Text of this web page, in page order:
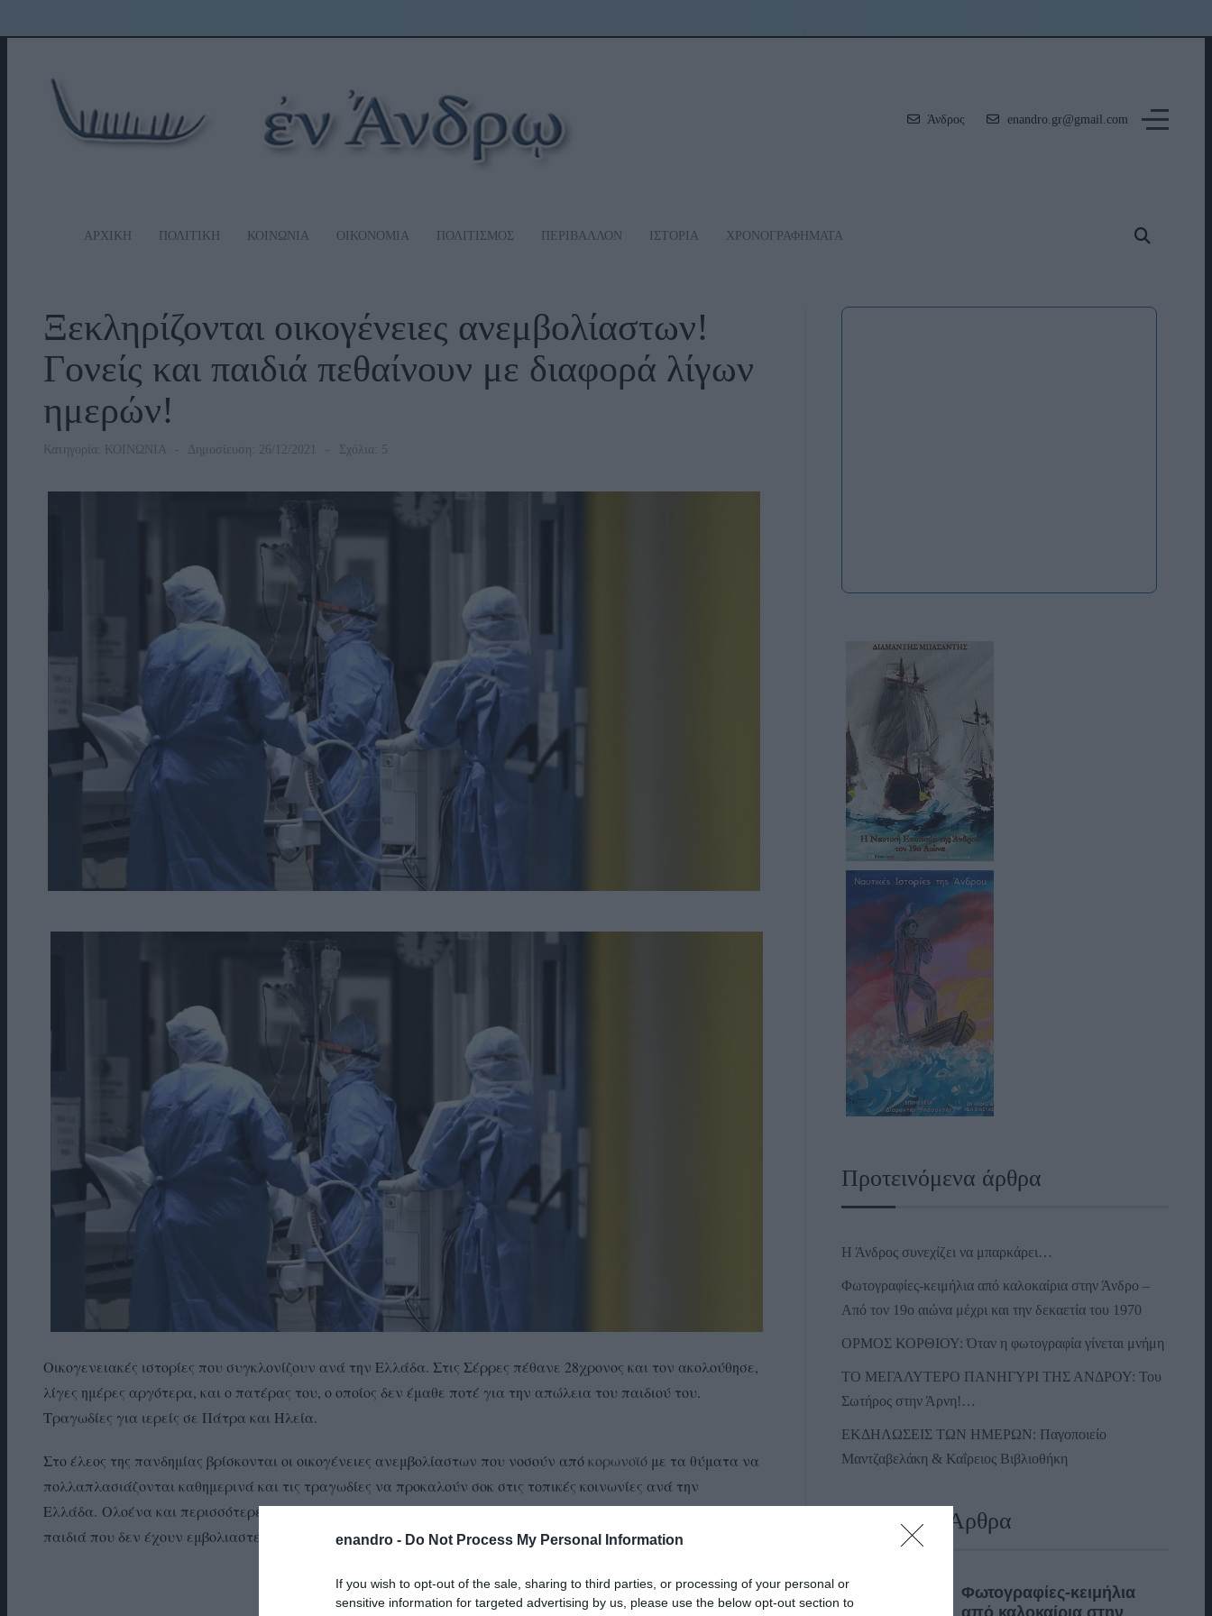
enandro - Do Not Process My Personal Information
If you wish to opt-out of the sale, sharing to third parties, or processing of your personal or
sensitive information for targeted advertising by us, please use the below opt-out section to
Άνδρος enandro.gr@gmail.com
ΑΡΧΙΚΗ ΠΟΛΙΤΙΚΗ ΚΟΙΝΩΝΙΑ ΟΙΚΟΝΟΜΙΑ ΠΟΛΙΤΙΣΜΟΣ ΠΕΡΙΒΑΛΛΟΝ ΙΣΤΟΡΙΑ ΧΡΟΝΟΓΡΑΦΗΜΑΤΑ
Ξεκληρίζονται οικογένειες ανεμβολίαστων!
Γονείς και παιδιά πεθαίνουν με διαφορά λίγων
ημερών!
Κατηγορία: ΚΟΙΝΩΝΙΑ Δημοσίευση: 26/12/2021 Σχόλια: 5
Οικογενειακές ιστορίες που συγκλονίζουν ανά την Ελλάδα. Στις Σέρρες πέθανε 28χρονος και τον ακολούθησε,
λίγες ημέρες αργότερα, και ο πατέρας του, ο οποίος δεν έμαθε ποτέ για την απώλεια του παιδιού του.
Τραγωδίες για ιερείς σε Πάτρα και Ηλεία.
Στο έλεος της πανδημίας βρίσκονται οι οικογένειες ανεμβολίαστων που νοσούν από κορωνοϊό με τα θύματα να
πολλαπλασιάζονται καθημερινά και τις τραγωδίες να προκαλούν σοκ στις τοπικές κοινωνίες ανά την
Ελλάδα. Ολοένα και περισσότερες περιπτώσεις βγαίνουν στο φως της δημοσιότητας και αφορούν γονείς και
παιδιά που δεν έχουν εμβολιαστεί, κολλούν κορωνοϊό και στο τέλος χάνουν τη ζωή τους.
Πατέρας και γιος στις Σέρρες
Προτεινόμενα άρθρα
Η Άνδρος συνεχίζει να μπαρκάρει…
Φωτογραφίες-κειμήλια από καλοκαίρια στην Άνδρο –
Από τον 19ο αιώνα μέχρι και την δεκαετία του 1970
ΟΡΜΟΣ ΚΟΡΘΙΟΥ: Όταν η φωτογραφία γίνεται μνήμη
ΤΟ ΜΕΓΑΛΥΤΕΡΟ ΠΑΝΗΓΥΡΙ ΤΗΣ ΑΝΔΡΟΥ: Του
Σωτήρος στην Άρνη!…
ΕΚΔΗΛΩΣΕΙΣ ΤΩΝ ΗΜΕΡΩΝ: Παγοποιείο
Μαντζαβελάκη & Καΐρειος Βιβλιοθήκη
Πρόσφατα Άρθρα
Φωτογραφίες-κειμήλια